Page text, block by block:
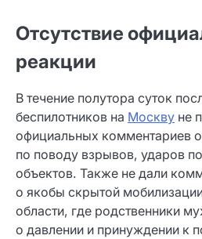
Отсутствие
реакции
В течение полутора суток
беспилотников на Москву не
официальных комментариев
по поводу взрывов, ударов
объектов. Также не дали
о якобы скрытой
области, где родственники
о давлении и принуждении к